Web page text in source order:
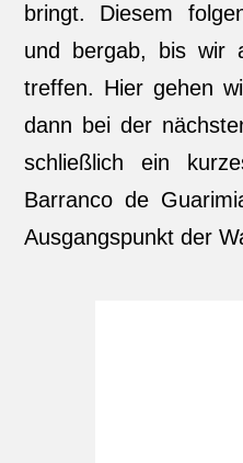
bringt. Diesem
und bergab, bis wir
treffen. Hier gehen
dann bei der
schließlich ein
Barranco de
Ausgangspunkt der